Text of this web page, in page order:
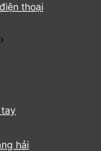
thoại
tay
hải